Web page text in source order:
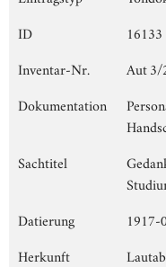
ID
16133
Inventar-Nr.
Aut 3/
Dokumentation
Sachtitel
Datierung
1917-
Herkunft